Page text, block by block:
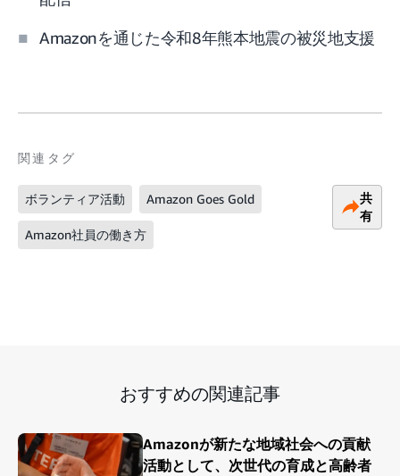
Amazonを通じた令和8年熊本地震の被災地支援
関連タグ
ボランティア活動 Amazon Goes Gold
Amazon社員の働き方
共
有
おすすめの関連記事
Amazonが新たな地域社会への貢献
活動として、次世代の育成と高齢者